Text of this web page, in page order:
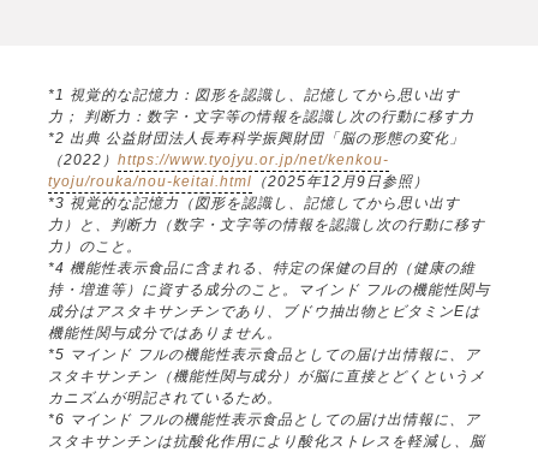
*1 視覚的な記憶力：図形を認識し、記憶してから思い出す
力； 判断力：数字・文字等の情報を認識し次の行動に移す力
*2 出典 公益財団法人長寿科学振興財団「脳の形態の変化」
（2022） https://www.tyojyu.or.jp/net/kenkou-
tyoju/rouka/nou-keitai.html （2025年12月9日参照）
*3 視覚的な記憶力（図形を認識し、記憶してから思い出す
力）と、判断力（数字・文字等の情報を認識し次の行動に移す
力）のこと。
*4 機能性表示食品に含まれる、特定の保健の目的（健康の維
持・増進等）に資する成分のこと。マインド フルの機能性関与
成分はアスタキサンチンであり、ブドウ抽出物とビタミンEは
機能性関与成分ではありません。
*5 マインド フルの機能性表示食品としての届け出情報に、ア
スタキサンチン（機能性関与成分）が脳に直接とどくというメ
カニズムが明記されているため。
*6 マインド フルの機能性表示食品としての届け出情報に、ア
スタキサンチンは抗酸化作用により酸化ストレスを軽減し、脳